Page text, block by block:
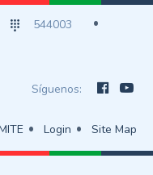
544003
Síguenos:
Login Site Map